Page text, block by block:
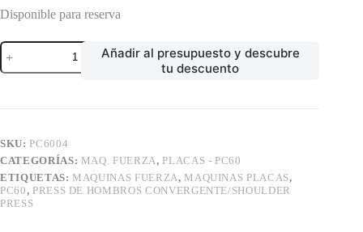
Disponible para reserva
PRESS
DE
HOMBROS
Añadir al presupuesto y descubre
tu descuento
SKU: PC6004
CATEGORÍAS: MAQ. FUERZA, PLACAS - PC60
ETIQUETAS: MAQUINAS FUERZA, MAQUINAS PLACAS,
PC60, PRESS DE HOMBROS CONVERGENTE/SHOULDER
PRESS